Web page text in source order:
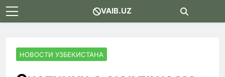
Skip
to
VAIB.UZ
НОВОСТИ УЗБЕКИСТАНА